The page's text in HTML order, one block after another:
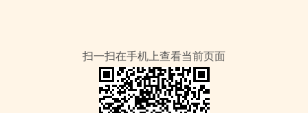
扫一扫在手机上查看当前页面